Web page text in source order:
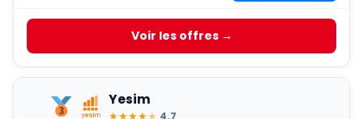
Voir les offres →
Yesim
★★★★★ 4.7